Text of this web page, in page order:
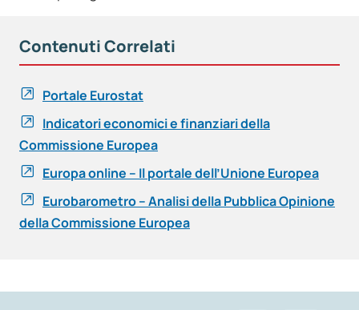
Contenuti Correlati
Portale Eurostat
Indicatori economici e finanziari della
Commissione Europea
Europa online – Il portale dell’Unione Europea
Eurobarometro – Analisi della Pubblica Opinione
della Commissione Europea